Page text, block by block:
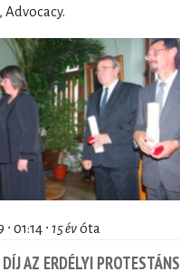
01:14 ∙ 15 évóta
AZ ERDÉLYI PROTESTÁNS